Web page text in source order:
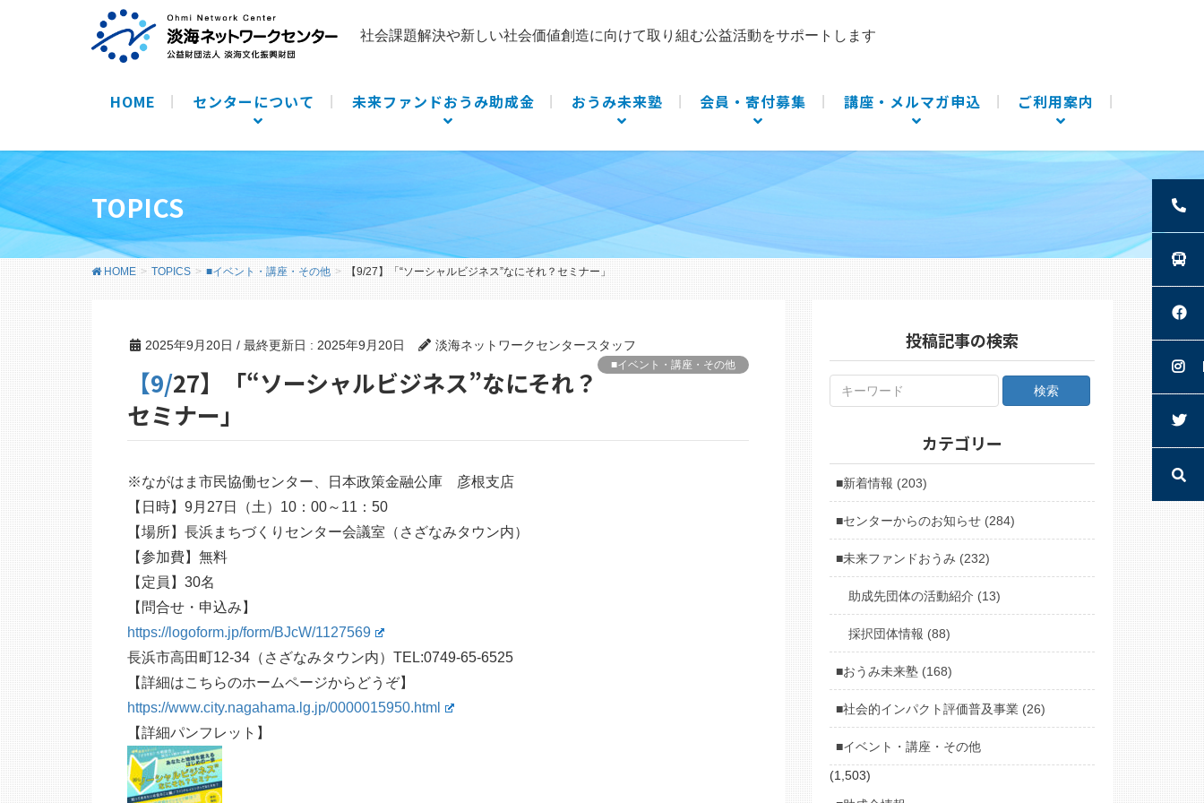
社会課題解決や新しい社会価値創造に向けて取り組む公益活動をサポートします
HOME センターについて 未来ファンドおうみ助成金 おうみ未来塾 会員・寄付募集 講座・メルマガ申込 ご利用案内
TOPICS
HOME TOPICS ■イベント・講座・その他 【9/27】「“ソーシャルビジネス”なにそれ？セミナー」
2025年9月20日 / 最終更新日 : 2025年9月20日 淡海ネットワークセンタースタッフ
■イベント・講座・その他
【9/27】「“ソーシャルビジネス”なにそれ？
セミナー」
※ながはま市民協働センター、日本政策金融公庫 彦根支店
【日時】9月27日（土）10：00～11：50
【場所】長浜まちづくりセンター会議室（さざなみタウン内）
【参加費】無料
【定員】30名
【問合せ・申込み】
https://logoform.jp/form/BJcW/1127569
長浜市高田町12-34（さざなみタウン内）TEL:0749-65-6525
【詳細はこちらのホームページからどうぞ】
https://www.city.nagahama.lg.jp/0000015950.html
【詳細パンフレット】
投稿記事の検索
カテゴリー
■新着情報 (203)
■センターからのお知らせ (284)
■未来ファンドおうみ (232)
助成先団体の活動紹介 (13)
採択団体情報 (88)
■おうみ未来塾 (168)
■社会的インパクト評価普及事業 (26)
■イベント・講座・その他
(1,503)